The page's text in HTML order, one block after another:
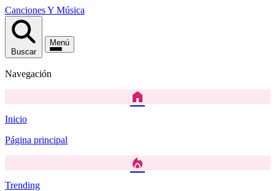
CancionesY Música
Buscar
Menú
Navegación
home
Inicio
Página principal
local_fire_department
Trending